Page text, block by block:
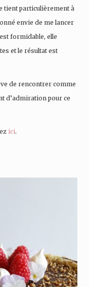
tient particulièrement à
envie de me lancer
formidable, elle
et le résultat est
de rencontrer comme
d’admiration pour ce
ici.